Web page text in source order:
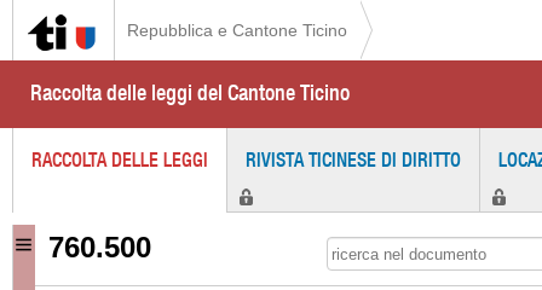
Repubblica e Cantone Ticino
Raccolta delle leggi del Cantone Ticino
RACCOLTA DELLE LEGGI RIVISTA TICINESE DI DIRITTO
760.500